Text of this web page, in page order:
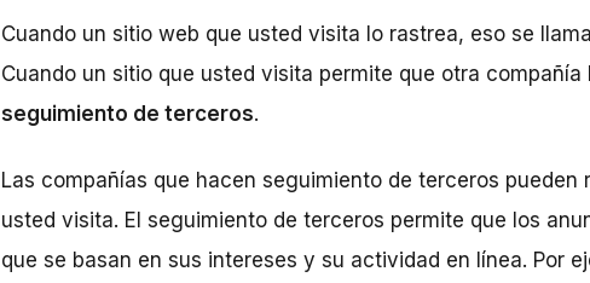
Cuando un sitio web que usted visita lo rastrea, eso se llama
Cuando un sitio que usted visita permite que otra compañía
seguimiento de terceros.
Las compañías que hacen seguimiento de terceros
usted visita. El seguimiento de terceros permite que los
que se basan en sus intereses y su actividad en línea. Por